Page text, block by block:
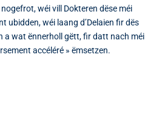
wéi vill Dokteren dëse méi
ubidden, wéi laang d’Delaien fir dës
a wat ënnerholl gëtt, fir datt nach méi
accéléré » ëmsetzen.